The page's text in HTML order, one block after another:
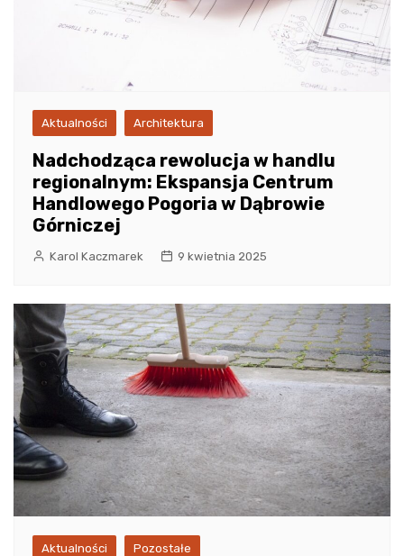
Aktualności Architektura
Nadchodząca rewolucja w handlu
regionalnym: Ekspansja Centrum
Handlowego Pogoria w Dąbrowie
Górniczej
Karol Kaczmarek 9 kwietnia 2025
Aktualności Pozostałe